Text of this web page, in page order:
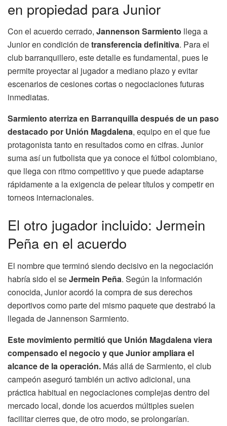
en propiedad para Junior
Con el acuerdo cerrado, Jannenson Sarmiento llega a
Junior en condición detransferencia definitiva. Para el
club barranquillero, este detalle es fundamental, pues le
permite proyectar al jugador a mediano plazo y evitar
escenarios de cesiones cortas o negociaciones futuras
inmediatas.
Sarmiento aterriza en Barranquilla después de un paso
destacado por Unión Magdalena, equipo en el que fue
protagonista tanto en resultados como en cifras. Junior
suma así un futbolista que ya conoce el fútbol colombiano,
que llega con ritmo competitivo y que puede adaptarse
rápidamente a la exigencia de pelear títulos y competir en
torneos internacionales.
El otro jugador incluido: Jermein
Peña en el acuerdo
El nombre que terminó siendo decisivo en la negociación
habría sido el seJermein Peña. Según la información
conocida, Junior acordó la compra de sus derechos
deportivos como parte del mismo paquete que destrabó la
llegada de Jannenson Sarmiento.
Este movimiento permitió que Unión Magdalena viera
compensado el negocio y que Junior ampliara el
alcance de la operación. Más allá de Sarmiento, el club
campeón aseguró también un activo adicional, una
práctica habitual en negociaciones complejas dentro del
mercado local, donde los acuerdos múltiples suelen
facilitar cierres que, de otro modo, se prolongarían.